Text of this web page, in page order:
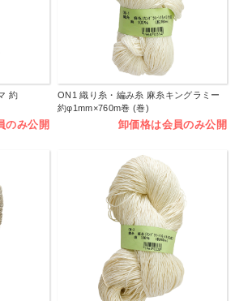
約
のみ公開
ON1 織り糸・編み糸 麻糸キングラミー
約φ1mm×760m巻 (巻)
卸価格は会員のみ公開